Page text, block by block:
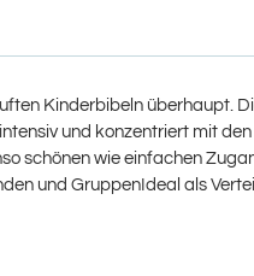
Kinderbibeln überhaupt.
und konzentriert mit
schönen wie einfachen
und GruppenIdeal als